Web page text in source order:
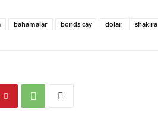
bahamalar bonds cay dolar shakira